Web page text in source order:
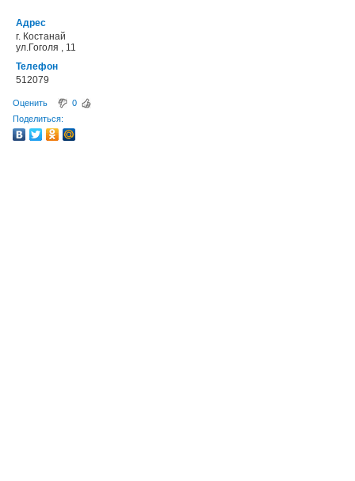
Адрес
г. Костанай
ул.Гоголя , 11
Телефон
512079
Оценить
0
Поделиться: